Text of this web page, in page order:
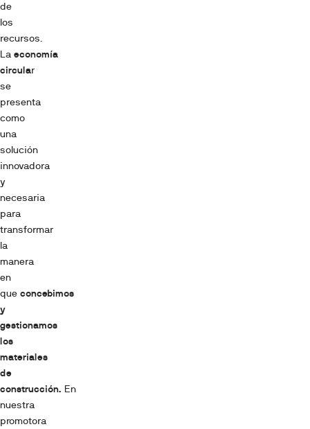
de
los
recursos.
La economía
circular
se
presenta
como
una
solución
innovadora
y
necesaria
para
transformar
la
manera
en
que concebimos
y
gestionamos
los
materiales
de
construcción. En
nuestra
promotora